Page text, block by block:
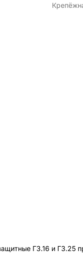
ГЗ.16 и ГЗ.25